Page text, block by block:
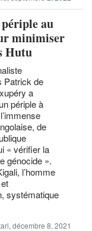
au
minimiser
Hutu
Patrick de
a
périple à
de
« vérifier la
génocide ».
l’homme
systématique
décembre 8, 2021